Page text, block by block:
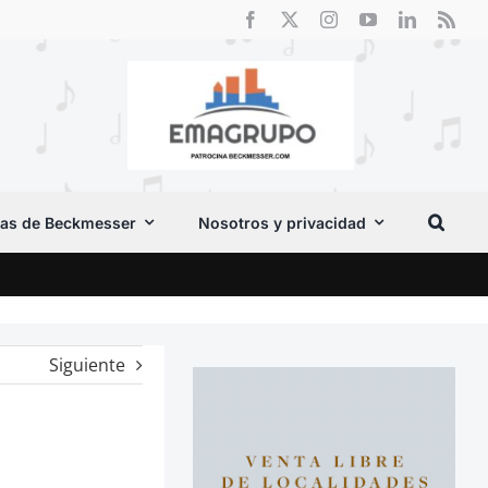
de Beckmesser Nosotros y privacidad
Siguiente